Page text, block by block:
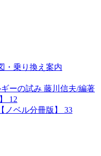
・乗り換え案内
ーの試み 藤川信夫/編著
12
ノベル分冊版】 33